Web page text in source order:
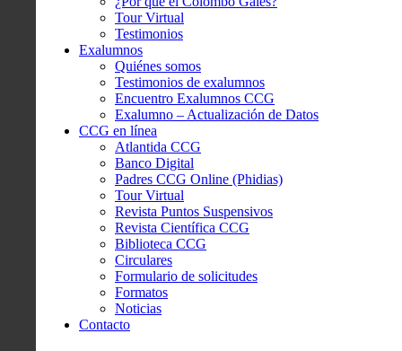
Tour Virtual
Testimonios
Exalumnos
Quiénes somos
Testimonios de exalumnos
Encuentro Exalumnos CCG
Exalumno – Actualización de Datos
CCG en línea
Atlantida CCG
Banco Digital
Padres CCG Online (Phidias)
Tour Virtual
Revista Puntos Suspensivos
Revista Científica CCG
Biblioteca CCG
Circulares
Formulario de solicitudes
Formatos
Noticias
Contacto